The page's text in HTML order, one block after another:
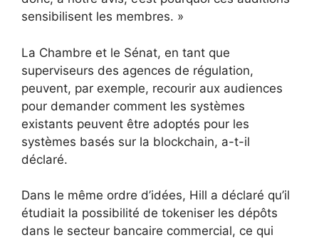
sensibilisent les membres. »
La Chambre et le Sénat, en tant que
superviseurs des agences de régulation,
peuvent, par exemple, recourir aux audiences
pour demander comment les systèmes
existants peuvent être adoptés pour les
systèmes basés sur la blockchain, a-t-il
déclaré.
Dans le même ordre d’idées, Hill a déclaré qu’il
étudiait la possibilité de tokeniser les dépôts
dans le secteur bancaire commercial, ce qui